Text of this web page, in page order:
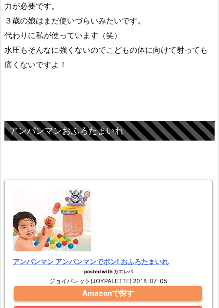
力が必要です。
３歳の娘はまだ使いづらいみたいです。
代わりに私が使っています（笑）
水圧もそんなに強くないのでこどもの体に向けて射っても
痛くないですよ！
アンパンマンおふろたまいれ
アンパンマン アンパンマンでポン! おふろたまいれ
posted with カエレバ
ジョイパレット(JOYPALETTE) 2018-07-05
Amazonで探す